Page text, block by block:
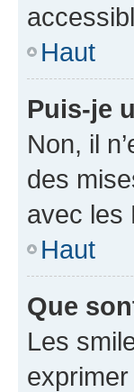
Haut
Puis-je
Non, il
des
avec les
Haut
Que
Les